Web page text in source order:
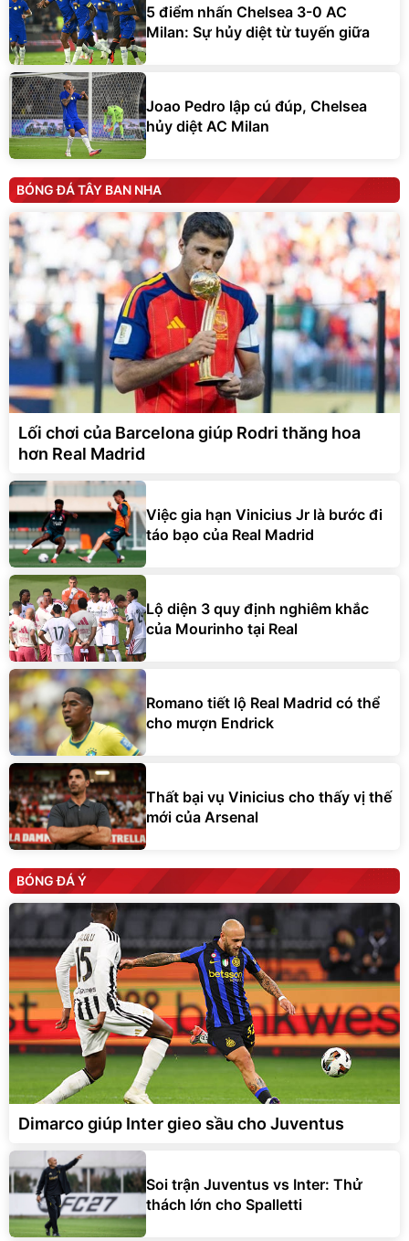
5 điểm nhấn Chelsea 3-0 AC
Milan: Sự hủy diệt từ tuyến giữa
Joao Pedro lập cú đúp, Chelsea
hủy diệt AC Milan
BÓNG ĐÁ TÂY BAN NHA
Lối chơi của Barcelona giúp Rodri thăng hoa
hơn Real Madrid
Việc gia hạn Vinicius Jr là bước đi
táo bạo của Real Madrid
Lộ diện 3 quy định nghiêm khắc
của Mourinho tại Real
Romano tiết lộ Real Madrid có thể
cho mượn Endrick
Thất bại vụ Vinicius cho thấy vị thế
mới của Arsenal
BÓNG ĐÁ Ý
Dimarco giúp Inter gieo sầu cho Juventus
Soi trận Juventus vs Inter: Thử
thách lớn cho Spalletti